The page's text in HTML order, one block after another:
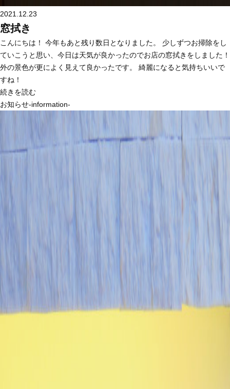
2021.12.23
窓拭き
こんにちは！ 今年もあと残り数日となりました。 少しずつお掃除をし
ていこうと思い、今日は天気が良かったのでお店の窓拭きをしました！
外の景色が更によく見えて良かったです。 綺麗になると気持ちいいで
すね！
続きを読む
お知らせ-information-